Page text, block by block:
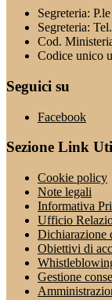
Segreteria:
Segreteria:
Cod.
Codice unico
Seguici su
Facebook
Sezione Link
Cookie policy
Note legali
Informativa
Ufficio
Dichiarazione
Obiettivi di
Gestione